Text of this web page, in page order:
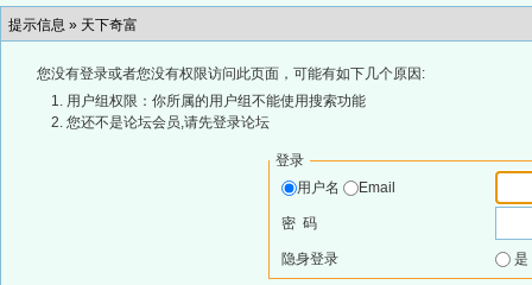
提示信息 » 天下奇富
您没有登录或者您没有权限访问此页面，可能有如下几个原因:
用户组权限：你所属的用户组不能使用搜索功能
您还不是论坛会员,请先登录论坛
登录
用户名
Email
密 码
隐身登录